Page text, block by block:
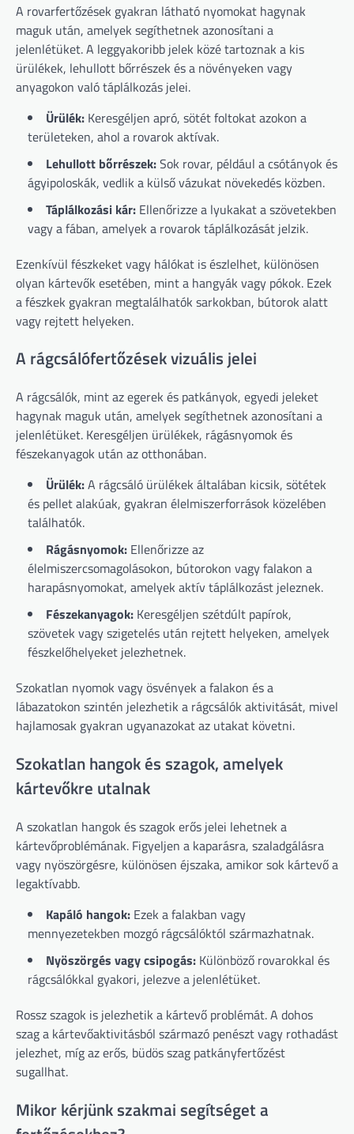
A rovarfertőzések gyakran látható nyomokat hagynak
maguk után, amelyek segíthetnek azonosítani a
jelenlétüket. A leggyakoribb jelek közé tartoznak a kis
ürülékek, lehullott bőrrészek és a növényeken vagy
anyagokon való táplálkozás jelei.
Ürülék: Keresgéljen apró, sötét foltokat azokon a
területeken, ahol a rovarok aktívak.
Lehullott bőrrészek:Sok rovar, például a csótányok és
ágyipoloskák, vedlik a külső vázukat növekedés közben.
Táplálkozási kár: Ellenőrizze a lyukakat a szövetekben
vagy a fában, amelyek a rovarok táplálkozását jelzik.
Ezenkívül fészkeket vagy hálókat is észlelhet, különösen
olyan kártevők esetében, mint a hangyák vagy pókok. Ezek
a fészkek gyakran megtalálhatók sarkokban, bútorok alatt
vagy rejtett helyeken.
A rágcsálófertőzések vizuális jelei
A rágcsálók, mint az egerek és patkányok, egyedi jeleket
hagynak maguk után, amelyek segíthetnek azonosítani a
jelenlétüket. Keresgéljen ürülékek, rágásnyomok és
fészekanyagok után az otthonában.
Ürülék:A rágcsáló ürülékek általában kicsik, sötétek
és pellet alakúak, gyakran élelmiszerforrások közelében
találhatók.
Rágásnyomok: Ellenőrizze az
élelmiszercsomagolásokon, bútorokon vagy falakon a
harapásnyomokat, amelyek aktív táplálkozást jeleznek.
Fészekanyagok: Keresgéljen szétdúlt papírok,
szövetek vagy szigetelés után rejtett helyeken, amelyek
fészkelőhelyeket jelezhetnek.
Szokatlan nyomok vagy ösvények a falakon és a
lábazatokon szintén jelezhetik a rágcsálók aktivitását, mivel
hajlamosak gyakran ugyanazokat az utakat követni.
Szokatlan hangok és szagok, amelyek
kártevőkre utalnak
A szokatlan hangok és szagok erős jelei lehetnek a
kártevőproblémának. Figyeljen a kaparásra, szaladgálásra
vagy nyöszörgésre, különösen éjszaka, amikor sok kártevő a
legaktívabb.
Kapáló hangok: Ezek a falakban vagy
mennyezetekben mozgó rágcsálóktól származhatnak.
Nyöszörgés vagy csipogás: Különböző rovarokkal és
rágcsálókkal gyakori, jelezve a jelenlétüket.
Rossz szagok is jelezhetik a kártevő problémát. A dohos
szag a kártevőaktivitásból származó penészt vagy rothadást
jelezhet, míg az erős, büdös szag patkányfertőzést
sugallhat.
Mikor kérjünk szakmai segítséget a